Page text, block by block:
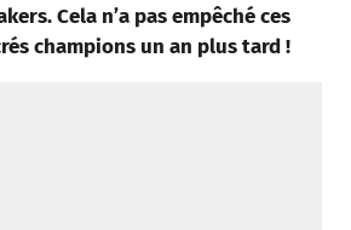
Cela n’a pas empêché ces
champions un an plus tard !